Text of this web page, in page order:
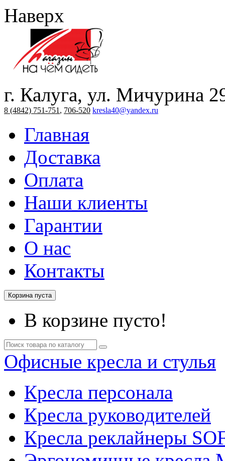
Наверх
г. Калуга, ул. Мичурина
8 (4842) 751-751 , 706-520 kresla40@yandex.ru
Главная
Доставка
Оплата
Наши клиенты
Гарантии
О нас
Контакты
Корзина пуста
В корзине пусто!
Офисные кресла и стулья
Кресла персонала
Кресла руководителей
Кресла реклайнеры